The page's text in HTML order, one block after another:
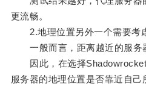
更流畅。
2.地理位置另外一个需要考虑
一般而言，距离越近的服务
因此，在选择Shadowrocket
服务器的地理位置是否靠近自己